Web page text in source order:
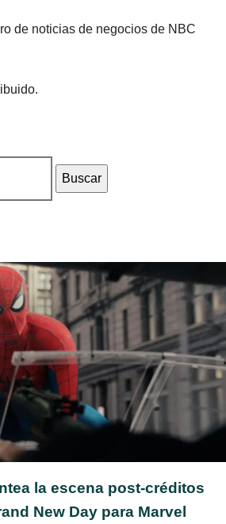
de noticias de negocios de NBC
la escena post-créditos
New Day para Marvel